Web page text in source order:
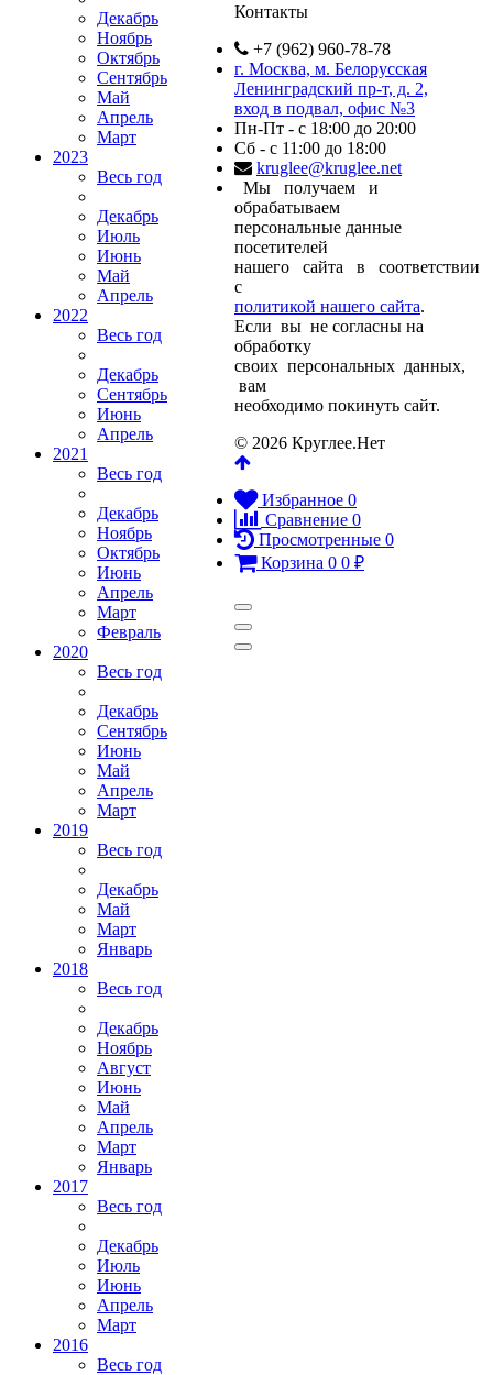
Декабрь
Ноябрь
Октябрь
Сентябрь
Май
Апрель
Март
2023
Весь год
Декабрь
Июль
Июнь
Май
Апрель
2022
Весь год
Декабрь
Сентябрь
Июнь
Апрель
2021
Весь год
Декабрь
Ноябрь
Октябрь
Июнь
Апрель
Март
Февраль
2020
Весь год
Декабрь
Сентябрь
Июнь
Май
Апрель
Март
2019
Весь год
Декабрь
Май
Март
Январь
2018
Весь год
Декабрь
Ноябрь
Август
Июнь
Май
Апрель
Март
Январь
2017
Весь год
Декабрь
Июль
Июнь
Апрель
Март
2016
Весь год
Контакты
+7 (962) 960-78-78
г. Москва, м. Белорусская
Ленинградский пр-т, д. 2,
вход в подвал, офис №3
Пн-Пт - с 18:00 до 20:00
Сб - с 11:00 до 18:00
kruglee@kruglee.net
Мы получаем и
обрабатываем
персональные данные
посетителей
нашего сайта в соответствии
с
политикой нашего сайта.
Если вы не согласны на
обработку
своих персональных данных,
вам
необходимо покинуть сайт.
© 2026 Круглее.Нет
Избранное 0
Сравнение 0
Просмотренные 0
Корзина 0 0 ₽